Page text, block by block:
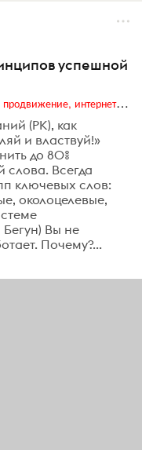
успешной
Digital (web-дизайн, интернет-реклама и продвижение, интернет-сообщества и блоги, интернет-коммуникации, мобильный маркетинг, реклама на цифровых экранах)
(РК), как
и властвуй!»
до 80%
слова. Всегда
ключевых слов:
околоцелевые,
Вы не
Почему?...